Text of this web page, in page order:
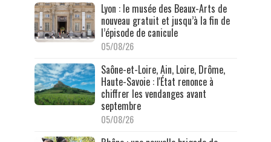
Lyon : le musée des Beaux-Arts de
nouveau gratuit et jusqu’à la fin de
l’épisode de canicule
05/08/26
Saône-et-Loire, Ain, Loire, Drôme,
Haute-Savoie : l'État renonce à
chiffrer les vendanges avant
septembre
05/08/26